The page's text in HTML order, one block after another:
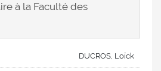
à la Faculté des
DUCROS, Loïck